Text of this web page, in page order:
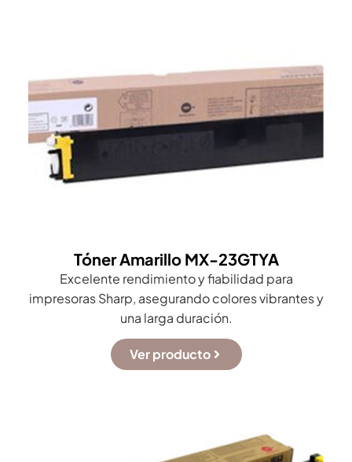
Tóner Amarillo MX-23GTYA
Excelente rendimiento y fiabilidad para
impresoras Sharp, asegurando colores vibrantes y
una larga duración.
Ver producto